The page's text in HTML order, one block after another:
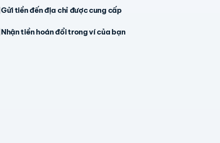
Gửi tiền đến địa chỉ được cung cấp
Nhận tiền hoán đổi trong ví của bạn